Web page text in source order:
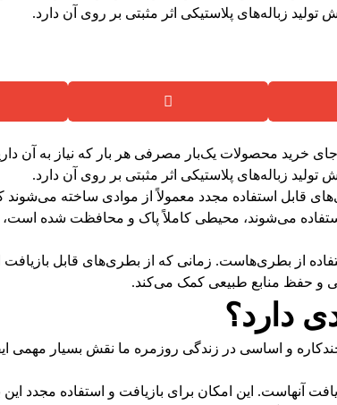
زباله‌های پلاستیکی اثر مثبتی بر روی آن دارد.
خرید محصولات یک‌بار مصرفی هر بار که نیاز به آن
زباله‌های پلاستیکی اثر مثبتی بر روی آن دارد.
قابل استفاده مجدد معمولاً از موادی ساخته می‌شوند
می‌شوند، محیطی کاملاً پاک و محافظت شده است،
از بطری‌هاست. زمانی که از بطری‌های قابل
و حفظ منابع طبیعی کمک می‌کند.
دارد؟
و اساسی در زندگی روزمره ما نقش بسیار مهمی
آنهاست. این امکان برای بازیافت و استفاده مجدد